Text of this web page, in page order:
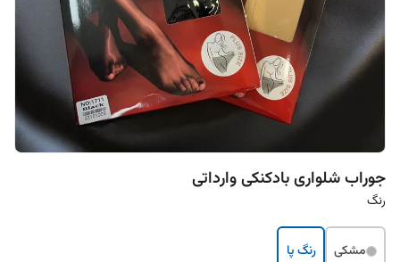
جوراب شلواری بادکنکی وارداتی
رنگ
مشکی رنگ پا